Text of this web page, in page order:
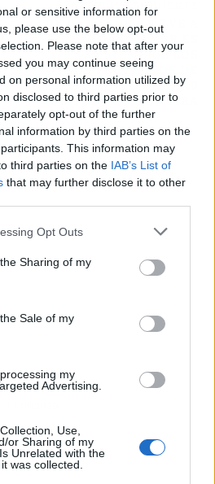
or sensitive information for
please use the below opt-out
Please note that after your
you may continue seeing
on personal information utilized by
disclosed to third parties prior to
opt-out of the further
information by third parties on the
This information may
third parties on the IAB’s List of
that may further disclose it to other
Opt Outs
Sharing of my
Sale of my
my
Advertising.
Use,
or Sharing of my
Unrelated with the
was collected.
ARTÍCULO SIGUIENTE
DE LA TARDE EN TVE A
7 VIDAS Y AMAR ES
PARA SIEMPRE: LOS
OTROS PROYECTOS DE
TONI CANTÓ ADEMÁS
DE TODO ES MENTIRA